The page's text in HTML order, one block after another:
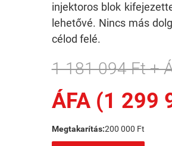
injektoros blok
lehetővé. Nincs más
célod felé.
1 181 094 Ft +
ÁFA (1 299
Megtakarítás:200 000 Ft